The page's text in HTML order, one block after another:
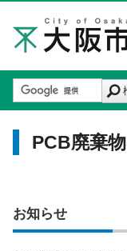
PCB廃棄
お知らせ